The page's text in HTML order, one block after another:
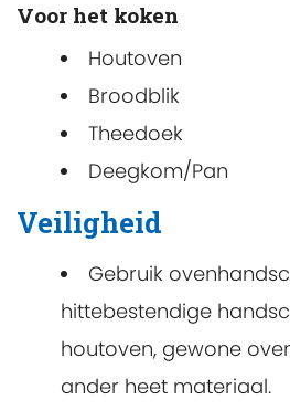
Voor het koken
Houtoven
Broodblik
Theedoek
Deegkom/Pan
Veiligheid
Gebruik
hittebestendige
houtoven, gewone
ander heet materiaal.